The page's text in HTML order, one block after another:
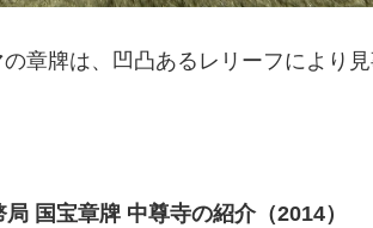
章牌は、凹凸あるレリーフにより
局 国宝章牌 中尊寺の紹介（2014）